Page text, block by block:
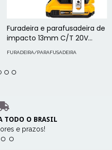
Furadeira e parafusadeira de
impacto 13mm C/T 20V
FURADEIRA/PARAFUSADEIRA
TODO O BRASIL
e prazos!